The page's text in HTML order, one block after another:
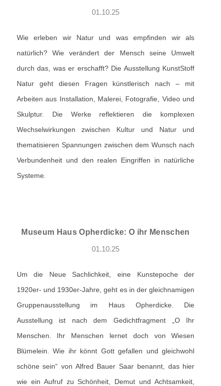
01.10.25
Wie erleben wir Natur und was empfinden wir als
natürlich? Wie verändert der Mensch seine Umwelt
durch das, was er erschafft? Die Ausstellung KunstStoff
Natur geht diesen Fragen künstlerisch nach – mit
Arbeiten aus Installation, Malerei, Fotografie, Video und
Skulptur. Die Werke reflektieren die komplexen
Wechselwirkungen zwischen Kultur und Natur und
thematisieren Spannungen zwischen dem Wunsch nach
Verbundenheit und den realen Eingriffen in natürliche
Systeme.
Museum Haus Opherdicke: O ihr Menschen
01.10.25
Um die Neue Sachlichkeit, eine Kunstepoche der
1920er- und 1930er-Jahre, geht es in der gleichnamigen
Gruppenausstellung im Haus Opherdicke. Die
Ausstellung ist nach dem Gedichtfragment „O Ihr
Menschen. Ihr Menschen lernet doch von Wiesen
Blümelein. Wie ihr könnt Gott gefallen und gleichwohl
schöne sein“ von Alfred Bauer Saar benannt, das hier
wie ein Aufruf zu Schönheit, Demut und Achtsamkeit,